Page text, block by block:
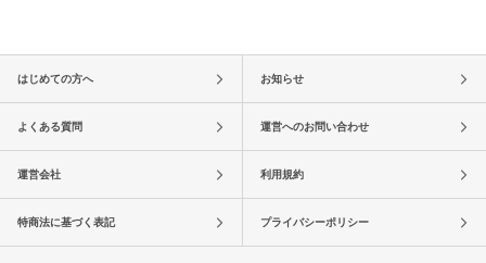
はじめての方へ お知らせ
よくある質問 運営へのお問い合わせ
運営会社 利用規約
特商法に基づく表記 プライバシーポリシー